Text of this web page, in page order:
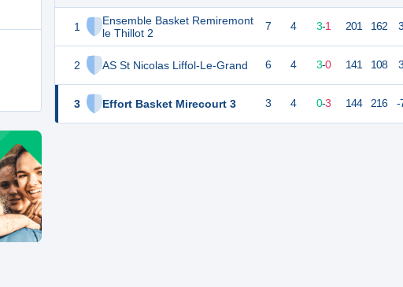
1
Ensemble Basket Remiremont
le Thillot 2
2 AS St Nicolas Liffol-Le-Grand
3 Effort Basket Mirecourt 3
7 4 3-1 201 162
6 4 3-0 141 108
3 4 0-3 144 216 -